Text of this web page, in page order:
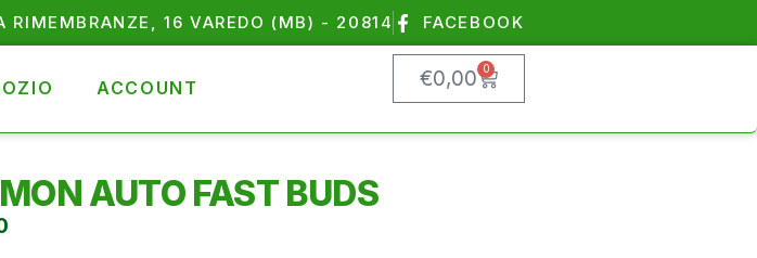
RIMEMBRANZE, 16 VAREDO (MB) - 20814 FACEBOOK
ACCOUNT €0,00 0
AUTO FAST BUDS